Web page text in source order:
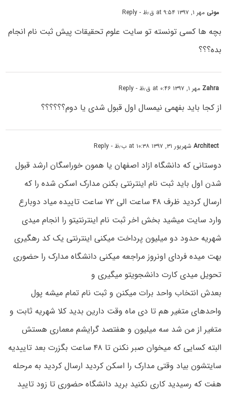
مونی مهر ۱, ۱۳۹۷ at ۹:۵۴ ق٫ظ - Reply
بچه ها کسی تونسته تو سایت علوم تحقیقات پیش ثبت نام انجام
بده؟؟؟
Zahra مهر ۱, ۱۳۹۷ at ۰:۴۶ ق٫ظ - Reply
از کجا باید بفهمى نیمسال اول قبول شدى یا دوم؟؟؟؟؟؟
Architectشهریور ۳۱, ۱۳۹۷ at ۱۰:۳۸ ب٫ظ - Reply
دوستانی که دانشگاه ازاد اصفهان یا همون خوراسگان ارشد قبول
شدن اول باید ثبت نام اینترنتی بکنن مدارک اسکن شده را که
ارسال کردید ظرف ۴۸ ساعت الی ۷۲ ساعت تاییده میاد دوبارع
وارد سایت میشید بخش اخر ثبت نام اینترنتیتو را انجام میدی
شهریه حدود دو میلیون پرداخت میکنی اینترنتی یک کد رهگیری
بهت میده فردای اونروز مراجعه میکنی دانشگاه مدارک را حضوری
تحویل میدی کارت دانشجویتو میگیری و
بعدش انتخاب واحد برات میکنن و ثبت نام تمام میشه پول
واحدهای متغیر هم تا دی ماه وقت دارین بدید کلا شهریه ثابت و
متغیر از من شد سه میلیون و هفتصد گرایشم معماری هستش
البته کسایی که میخوان صبر نکنن تا ۴۸ ساعت بگزرت بعد تاییدیه
سایتشون بیاد وقتی مدارک را اسکن کردید ارسال کردید به مرحله
هفت که رسیدید کاری نکنید برید دانشگاه حضوری تا زود تایید